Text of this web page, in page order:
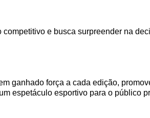
e busca surpreender na
ganhado força a cada edição,
espetáculo esportivo para o público